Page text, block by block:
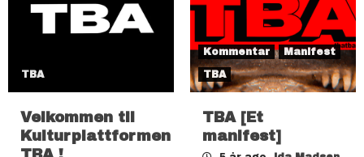
TBA
Velkommen til
Kulturplattformen
Kommentar
Manifest
TBA
TBA [Et
manifest]